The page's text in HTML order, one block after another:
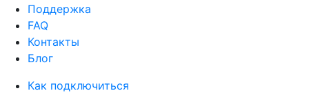
Поддержка
FAQ
Контакты
Блог
Как подключиться